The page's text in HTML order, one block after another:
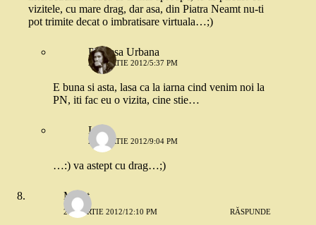
vizitele, cu mare drag, dar asa, din Piatra Neamt nu-ti
pot trimite decat o imbratisare virtuala…;)
Printesa Urbana
23 MARTIE 2012/5:37 PM
E buna si asta, lasa ca la iarna cind venim noi la
PN, iti fac eu o vizita, cine stie…
LP
24 MARTIE 2012/9:04 PM
…:) va astept cu drag…;)
Merat
23 MARTIE 2012/12:10 PM RĂSPUNDE